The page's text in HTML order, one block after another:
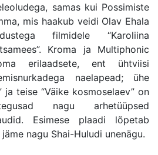
samas kui Possimiste
mis haakub veidi Olav Ehala
filmidele “Karoliina
Kroma ja Multiphonic
erilaadsete, ent ühtviisi
naelapead; ühe
ja teise “Väike kosmoselaev” on
nagu arhetüüpsed
Esimese plaadi lõpetab
nagu Shai-Huludi unenägu.